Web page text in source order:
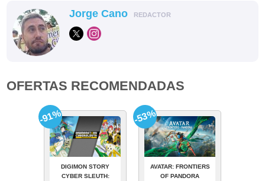
Jorge Cano REDACTOR
OFERTAS RECOMENDADAS
DIGIMON STORY
CYBER SLEUTH:
-91%
AVATAR: FRONTIERS
OF PANDORA
-53%